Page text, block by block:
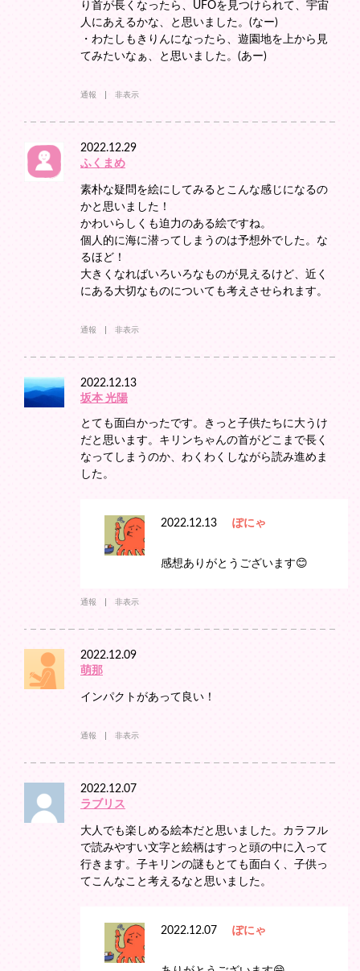
り首が長くなったら、UFOを見つけられて、宇宙
人にあえるかな、と思いました。(なー)
・わたしもきりんになったら、遊園地を上から見
てみたいなぁ、と思いました。(あー)
通報 非表示
2022.12.29
ふくまめ
素朴な疑問を絵にしてみるとこんな感じになるの
かと思いました！
かわいらしくも迫力のある絵ですね。
個人的に海に潜ってしまうのは予想外でした。な
るほど！
大きくなればいろいろなものが見えるけど、近く
にある大切なものについても考えさせられます。
通報 非表示
2022.12.13
坂本 光陽
とても面白かったです。きっと子供たちに大うけ
だと思います。キリンちゃんの首がどこまで長く
なってしまうのか、わくわくしながら読み進めま
した。
2022.12.13 ぽにゃ
感想ありがとうございます😊
通報 非表示
2022.12.09
萌那
インパクトがあって良い！
通報 非表示
2022.12.07
ラブリス
大人でも楽しめる絵本だと思いました。カラフル
で読みやすい文字と絵柄はすっと頭の中に入って
行きます。子キリンの謎もとても面白く、子供っ
てこんなこと考えるなと思いました。
2022.12.07 ぽにゃ